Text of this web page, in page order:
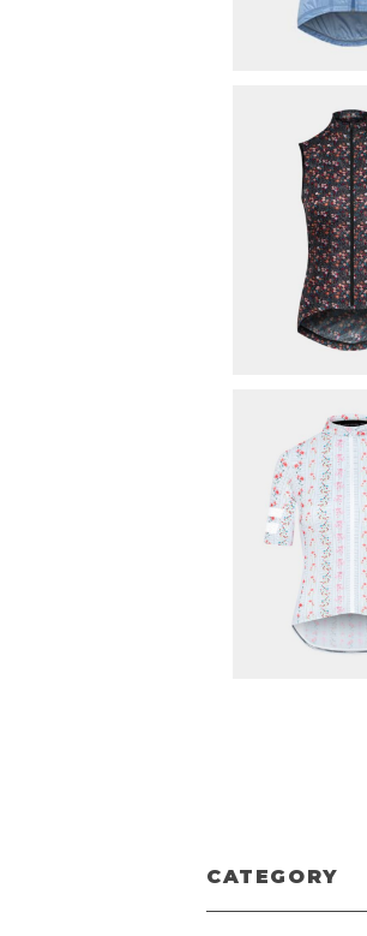
cafe du
n'sモデル ） サイ
（ PETRA /
SOLD
cafe du cycliste (
n'sモデル ) サイクルジャージ （
FLORIANE /
CATEGORY